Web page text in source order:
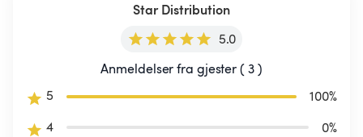
Star Distribution
5.0
Anmeldelser fra gjester ( 3 )
5
100%
4
0%